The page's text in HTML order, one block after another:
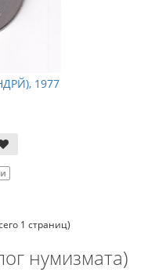
1977
1 страниц)
нумизмата)